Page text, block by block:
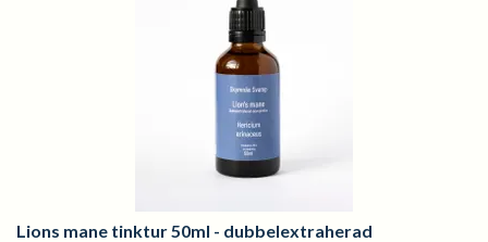
Lions mane tinktur 50ml - dubbelextraherad